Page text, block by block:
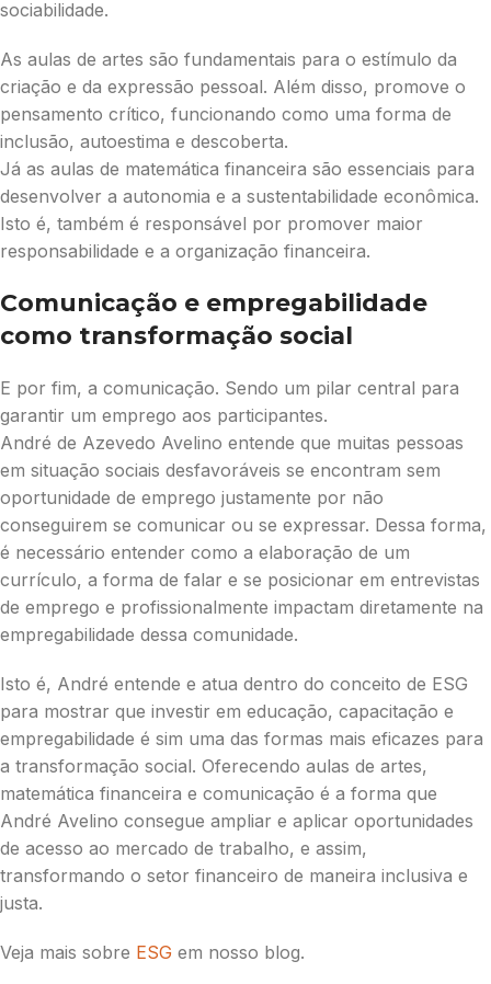
sociabilidade.
As aulas de artes são fundamentais para o estímulo da
criação e da expressão pessoal. Além disso, promove o
pensamento crítico, funcionando como uma forma de
inclusão, autoestima e descoberta.
Já as aulas de matemática financeira são essenciais para
desenvolver a autonomia e a sustentabilidade econômica.
Isto é, também é responsável por promover maior
responsabilidade e a organização financeira.
Comunicação e empregabilidade
como transformação social
E por fim, a comunicação. Sendo um pilar central para
garantir um emprego aos participantes.
André de Azevedo Avelino entende que muitas pessoas
em situação sociais desfavoráveis se encontram sem
oportunidade de emprego justamente por não
conseguirem se comunicar ou se expressar. Dessa forma,
é necessário entender como a elaboração de um
currículo, a forma de falar e se posicionar em entrevistas
de emprego e profissionalmente impactam diretamente na
empregabilidade dessa comunidade.
Isto é, André entende e atua dentro do conceito de ESG
para mostrar que investir em educação, capacitação e
empregabilidade é sim uma das formas mais eficazes para
a transformação social. Oferecendo aulas de artes,
matemática financeira e comunicação é a forma que
André Avelino consegue ampliar e aplicar oportunidades
de acesso ao mercado de trabalho, e assim,
transformando o setor financeiro de maneira inclusiva e
justa.
Veja mais sobre ESG em nosso blog.